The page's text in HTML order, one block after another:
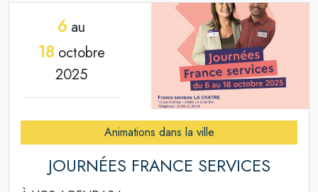
6 au
18octobre
2025
Animations dans la ville
JOURNÉES FRANCE SERVICES